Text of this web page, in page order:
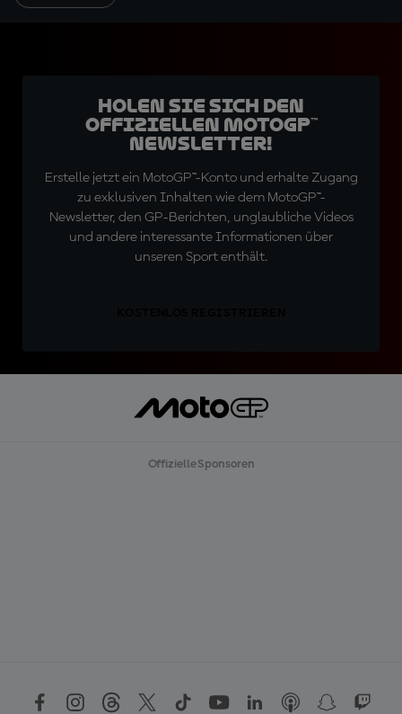
Holen Sie sich den
offiziellen MotoGP™
Newsletter!
Erstelle jetzt ein MotoGP™-Konto und erhalte Zugang
zu exklusiven Inhalten wie dem MotoGP™-
Newsletter, den GP-Berichten, unglaubliche Videos
und andere interessante Informationen über
unseren Sport enthält.
Offizielle Sponsoren